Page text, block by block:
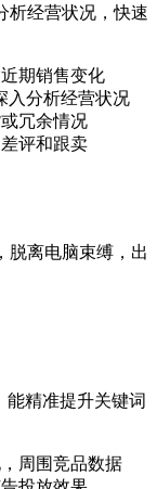
析经营状况，快速
期销售变化
入分析经营状况
冗余情况
评和跟卖
脱离电脑束缚，出
能精准提升关键词
周围竞品数据